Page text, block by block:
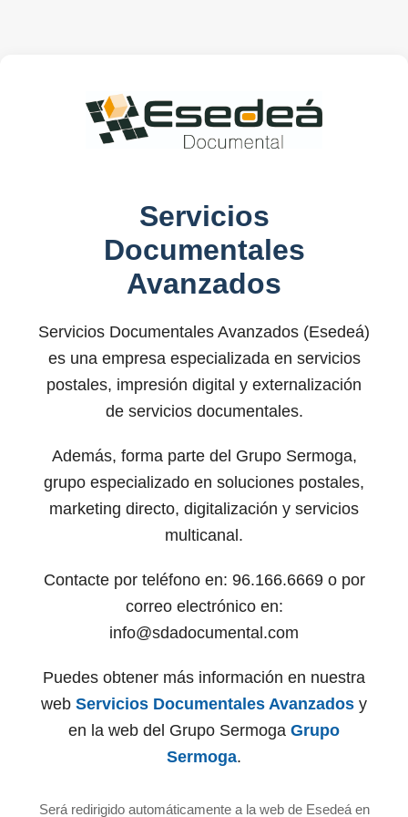
Servicios
Documentales
Avanzados
Servicios Documentales Avanzados (Esedeá)
es una empresa especializada en servicios
postales, impresión digital y externalización
de servicios documentales.
Además, forma parte del Grupo Sermoga,
grupo especializado en soluciones postales,
marketing directo, digitalización y servicios
multicanal.
Contacte por teléfono en: 96.166.6669 o por
correo electrónico en:
info@sdadocumental.com
Puedes obtener más información en nuestra
web Servicios Documentales Avanzados y
en la web del Grupo Sermoga Grupo
Sermoga.
Será redirigido automáticamente a la web de Esedeá en